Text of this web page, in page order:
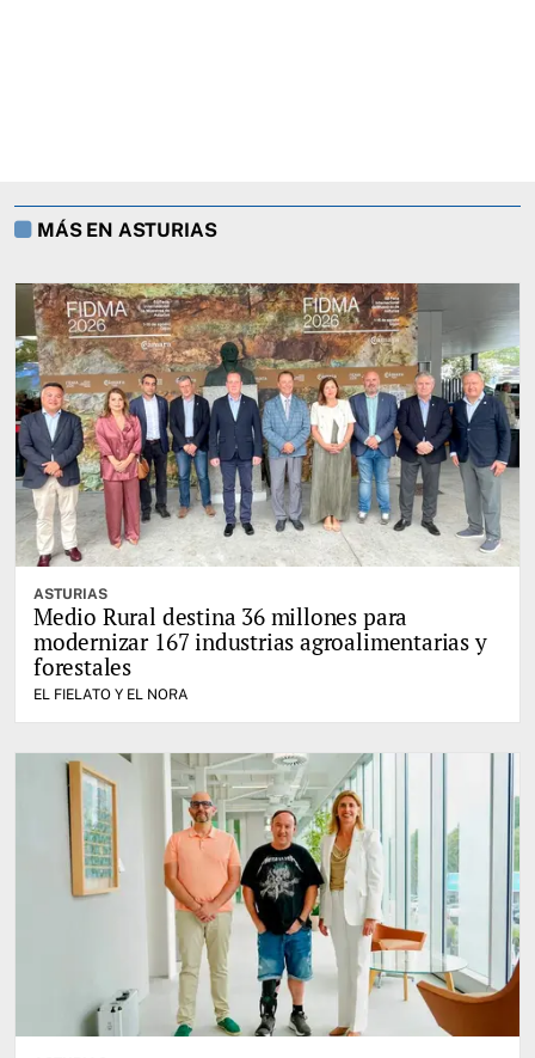
MÁS EN ASTURIAS
ASTURIAS
Medio Rural destina 36 millones para
modernizar 167 industrias agroalimentarias y
forestales
EL FIELATO Y EL NORA